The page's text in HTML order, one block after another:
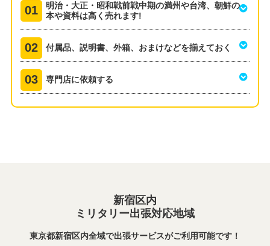
明治・大正・昭和戦前戦中期の満州や台湾、朝鮮の
本や資料は高く売れます!
付属品、説明書、外箱、おまけなどを揃えておく
専門店に依頼する
新宿区内
ミリタリー出張対応地域
東京都新宿区内全域で出張サービスがご利用可能です！